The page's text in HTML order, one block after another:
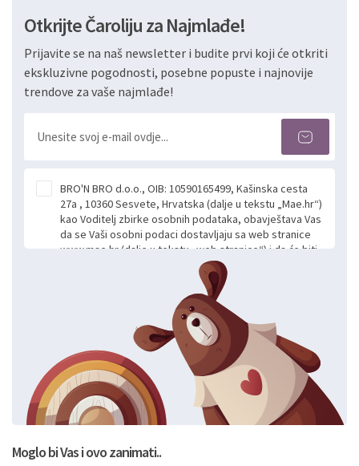
Otkrijte Čaroliju za Najmlađe!
Prijavite se na naš newsletter i budite prvi koji će otkriti
ekskluzivne pogodnosti, posebne popuste i najnovije
trendove za vaše najmlađe!
BRO'N BRO d.o.o., OIB: 10590165499, Kašinska cesta
27a , 10360 Sesvete, Hrvatska (dalje u tekstu „Mae.hr“)
kao Voditelj zbirke osobnih podataka, obavještava Vas
da se Vaši osobni podaci dostavljaju sa web stranice
www.mae.hr (dalje u tekstu „web stranice“) i da će biti
obrađeni. Prihvaćanjem ove Izjave smatra se da
slobodno i izričito dajete privolu za prikupljanje i daljnju
obradu Vaših osobnih podataka koje ustupate Mae.hr
putem ovih web stranica u svrhu odgovora i daljnje
komunikacije na Vaš upit poslan kroz kontakt obrazac.
Radi se o dobrovoljnom davanju podataka te ovu
Izjavu niste dužni prihvatiti odnosno niste dužni unositi
svoje osobne podatke u jednu od prijavnih
formi/obrazaca dostupnih na ovim web stranicama.
BRO'N BRO d.o.o. će s Vašim osobnim podacima
postupati sukladno Općoj uredbi o zaštiti podataka
privatnosti i kolačića koju možete pročitati ovdje i
Moglo bi Vas i ovo zanimati..